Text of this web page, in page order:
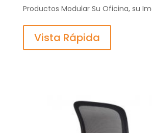
Productos Modular Su Oficina, su
Vista Rápida